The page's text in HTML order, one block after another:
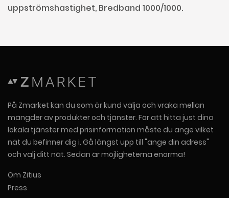
uppströmshastighet, Bredband 1000/1000.
På Zmarket kan du som är kund välja och vraka mellan
mängder av produkter och tjänster. För att hitta just dina
lokala tjänster med prisinformation måste du ange vilket
nät du befinner dig i. Gå längst upp till "ange din adress"
och välj ditt nät. Sedan är möjligheterna enorma!
Om Zitius
Press